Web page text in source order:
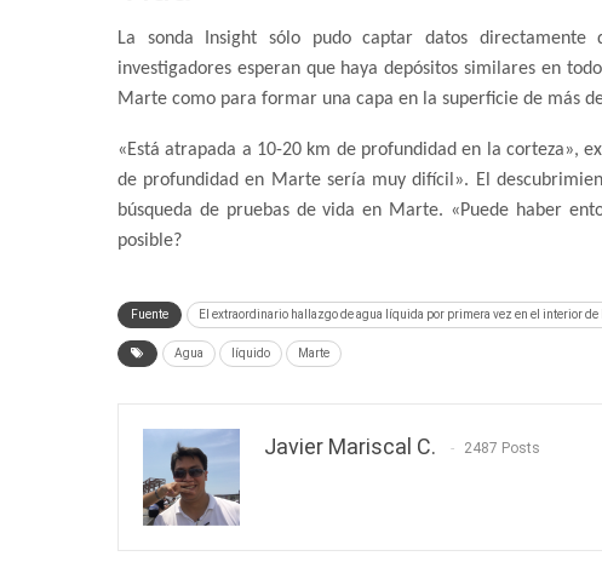
La sonda Insight sólo pudo captar datos
investigadores esperan que haya depósitos similares en
Marte como para formar una capa en la superficie de más
«Está atrapada a 10-20 km de profundidad en la corteza»,
de profundidad en Marte sería muy difícil». El
búsqueda de pruebas de vida en Marte. «Puede haber
posible?
Fuente El extraordinario hallazgo de agua líquida por primera vez en el interior de
Agua líquido Marte
Javier Mariscal C. 2487 Posts